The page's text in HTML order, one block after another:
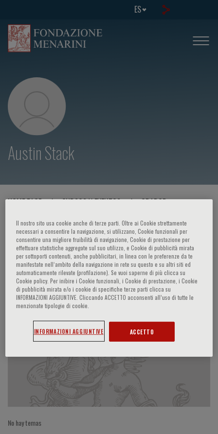
ES
Austin Stack
HOME PAGE / CURSOS Y EVENTOS / ORADOR
Austin Stack
Participaciones del ponente
No hay temas
Il nostro sito usa cookie anche di terze parti. Oltre ai Cookie strettamente
necessari a consentire la navigazione, si utilizzano, Cookie funzionali per
consentire una migliore fruibilità di navigazione, Cookie di prestazione per
effettuare statistiche aggregate sul suo utilizzo, e Cookie di pubblicità mirata
per sottoporti contenuti, anche pubblicitari, in linea con le preferenze da te
manifestate nell‘ambito della navigazione in rete su questo e su altri siti ed
automaticamente rilevate (profilazione). Se vuoi saperne di più clicca su
Cookie policy. Per inibire i Cookie funzionali, i Cookie di prestazione, i Cookie
di pubblicità mirata e/o i cookie di specifiche terze parti clicca su
INFORMAZIONI AGGIUNTIVE. Cliccando ACCETTO acconsenti all’uso di tutte le
menzionate tipologie di cookie.
INFORMAZIONI AGGIUNTIVE ACCETTO